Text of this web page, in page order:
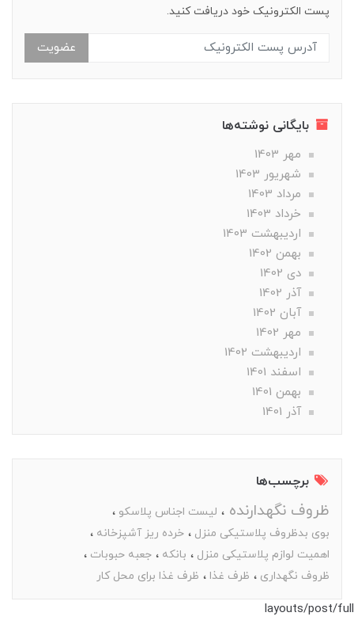
پست الکترونیک خود دریافت کنید.
عضویت
بایگانی نوشته‌ها
مهر 1403
شهریور 1403
مرداد 1403
خرداد 1403
ارديبهشت 1403
بهمن 1402
دی 1402
آذر 1402
آبان 1402
مهر 1402
ارديبهشت 1402
اسفند 1401
بهمن 1401
آذر 1401
برچسب‌ها
ظروف نگهدارنده
لیست اجناس پلاسکو
بوی بدظروف پلاستیکی منزل
خرده ریز آشپزخانه
اهمیت لوازم پلاستیکی منزل
بانکه
جعبه حبوبات
ظروف نگهداری
ظرف غذا ظرف غذا برای محل کار
layouts/post/full